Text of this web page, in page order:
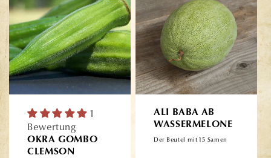
1
Bewertung
OKRA GOMBO
CLEMSON
ALI BABA AB
WASSERMELONE
Der Beutel mit 15 Samen